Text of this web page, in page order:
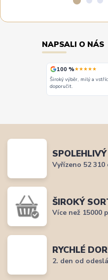
NAPSALI O NÁS
100 %★★★★★
Široký výběr, milý a
doporučit.
Vyřízeno 52
ŠIROKÝ
Více než 15000
RYCHLÉ
2. den od